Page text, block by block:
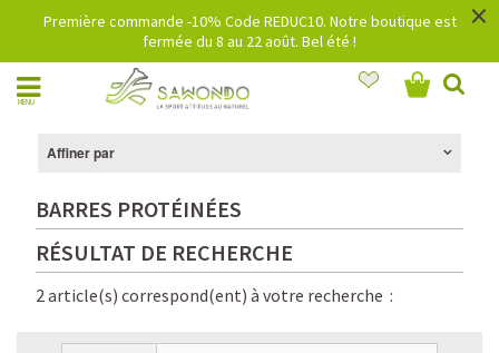
Première commande -10% Code REDUC10. Notre boutique est
fermée du 8 au 22 août. Bel été !
×
MENU
Affiner par
BARRES PROTÉINÉES
RÉSULTAT DE RECHERCHE
2 article(s) correspond(ent) à votre recherche :